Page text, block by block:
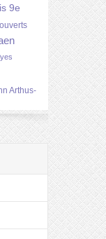
9e
Arthus-